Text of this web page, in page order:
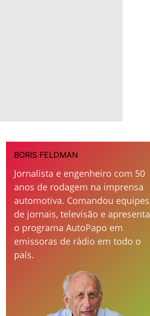
BORIS FELDMAN
Jornalista e engenheiro com 50
anos de rodagem na imprensa
automotiva. Comandou equipes
de jornais, televisão e apresenta
o programa AutoPapo em
emissoras de rádio em todo o
país.